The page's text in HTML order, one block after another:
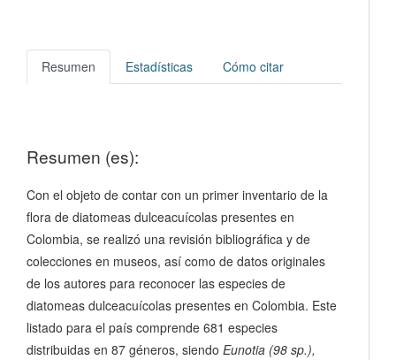
Resumen Estadísticas Cómo citar
Resumen (es):
Con el objeto de contar con un primer inventario de la
flora de diatomeas dulceacuícolas presentes en
Colombia, se realizó una revisión bibliográfica y de
colecciones en museos, así como de datos originales
de los autores para reconocer las especies de
diatomeas dulceacuícolas presentes en Colombia. Este
listado para el país comprende 681 especies
distribuidas en 87 géneros, siendo Eunotia (98 sp.),